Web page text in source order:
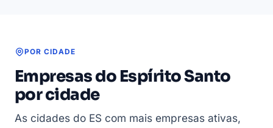
POR CIDADE
Empresas do Espírito Santo
por cidade
As cidades do ES com mais empresas ativas,